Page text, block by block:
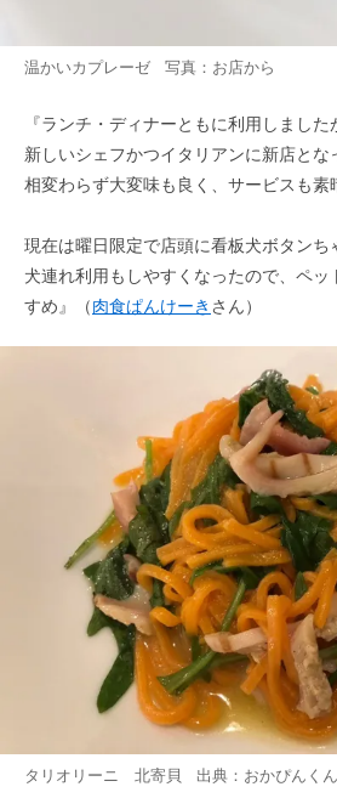
温かいカプレーゼ 写真：お店から
『ランチ・ディナーともに利用しました
新しいシェフかつイタリアンに新店とな
相変わらず大変味も良く、サービスも素
現在は曜日限定で店頭に看板犬ボタンち
犬連れ利用もしやすくなったので、ペッ
すめ』（肉食ぱんけーき さん）
タリオリーニ 北寄貝 出典： おかぴんくん